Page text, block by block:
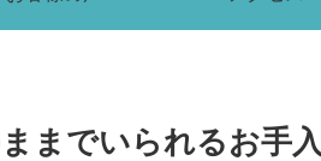
までいられるお手入